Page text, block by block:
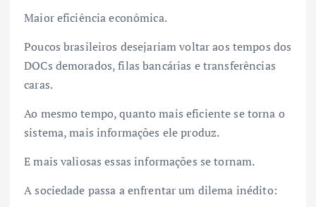
Maior eficiência econômica.
Poucos brasileiros desejariam voltar aos tempos dos
DOCs demorados, filas bancárias e transferências
caras.
Ao mesmo tempo, quanto mais eficiente se torna o
sistema, mais informações ele produz.
E mais valiosas essas informações se tornam.
A sociedade passa a enfrentar um dilema inédito: